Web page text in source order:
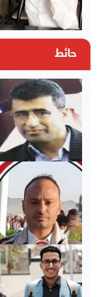
حائط